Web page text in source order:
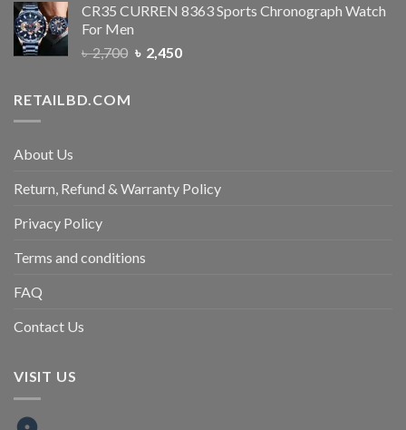
CR35 CURREN 8363 Sports Chronograph Watch
For Men
৳2,700 ৳ 2,450
RETAILBD.COM
About Us
Return, Refund & Warranty Policy
Privacy Policy
Terms and conditions
FAQ
Contact Us
VISIT US